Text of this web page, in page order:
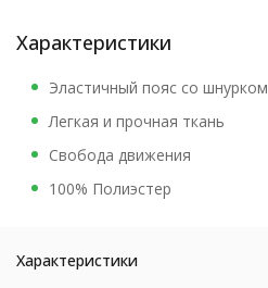
Характеристики
Эластичный пояс со шнурком
Легкая и прочная ткань
Свобода движения
100% Полиэстер
Характеристики